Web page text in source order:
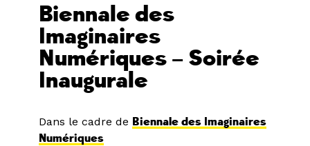
Biennale des
Imaginaires
Numériques – Soirée
Inaugurale
Dans le cadre de Biennale des Imaginaires
Numériques